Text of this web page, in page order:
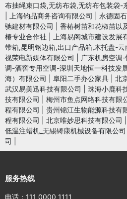
布抽绳束口袋,无纺布袋,无纺布包装袋-
上海钧品商务咨询有限公司 永德固
驰建材有限公司
香椿树苗和花椒苗以
椿专业合作社
上海易阁城市建设发展
带箱,昆明钢边箱,出口产品箱,木托盘-云
视荣电新媒体有限公司
广东机房空调
调-酒窖专用空调-深圳天地恒一科技发
海）有限公司
阜阳二手办公家具 北
武汉易美迅科技有限公司
珠海小鹿科
技有限公司
梅州市鱼点网络科技有限
程有限公司
贵州锦江生物能源科技有
程有限公司
北京唯妙思科技有限公司
低温注蜡机_无锡铸康机械设备有限公司
司
服务热线
电话：111 0000 1111